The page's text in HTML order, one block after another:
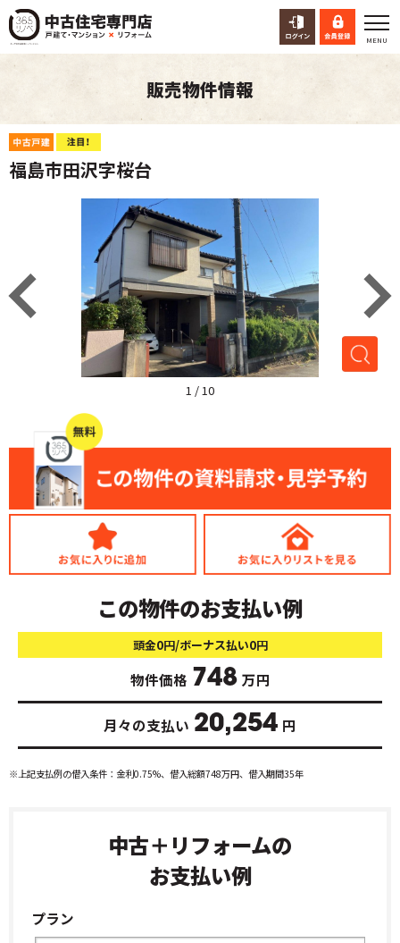
販売物件情報
福島市田沢字桜台
1 /10
この物件のお支払い例
頭金0円/ボーナス払い0円
物件価格 748 万円
月々の支払い 20,254 円
※上記支払例の借入条件：金利0.75%、借入総額748万円、借入期間35年
中古＋リフォームの
お支払い例
プラン